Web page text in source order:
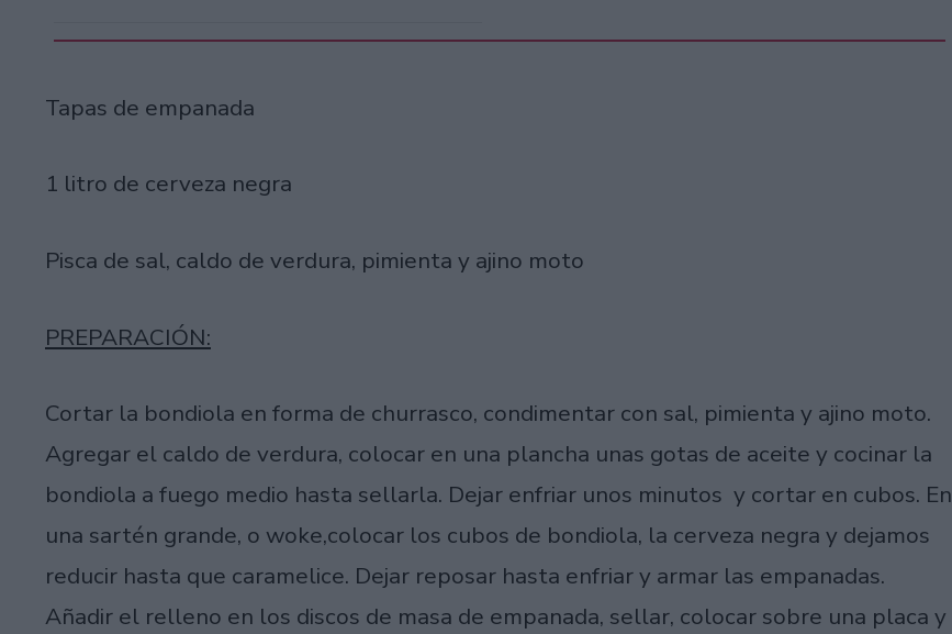
Tapas de empanada
1 litro de cerveza negra
Pisca de sal, caldo de verdura, pimienta y ajino moto
PREPARACIÓN:
Cortar la bondiola en forma de churrasco, condimentar con sal, pimienta y ajino moto.
Agregar el caldo de verdura, colocar en una plancha unas gotas de aceite y cocinar la
bondiola a fuego medio hasta sellarla. Dejar enfriar unos minutos y cortar en cubos. En
una sartén grande, o woke,colocar los cubos de bondiola, la cerveza negra y dejamos
reducir hasta que caramelice. Dejar reposar hasta enfriar y armar las empanadas.
Añadir el relleno en los discos de masa de empanada, sellar, colocar sobre una placa y